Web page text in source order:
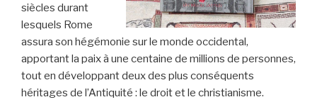
siècles durant
lesquels Rome
assura son hégémonie sur le monde occidental,
apportant la paix à une centaine de millions de personnes,
tout en développant deux des plus conséquents
héritages de l’Antiquité : le droit et le christianisme.